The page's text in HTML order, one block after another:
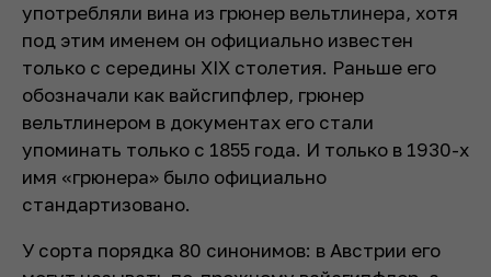
употребляли вина из грюнер вельтлинера, хотя
под этим именем он официально известен
только с середины XIX столетия. Раньше его
обозначали как вайсгипфлер, грюнер
вельтлинером в документах его стали
упоминать только с 1855 года. И только в 1930-х
имя «грюнера» было официально
стандартизовано.
У сорта порядка 80 синонимов: в Австрии его